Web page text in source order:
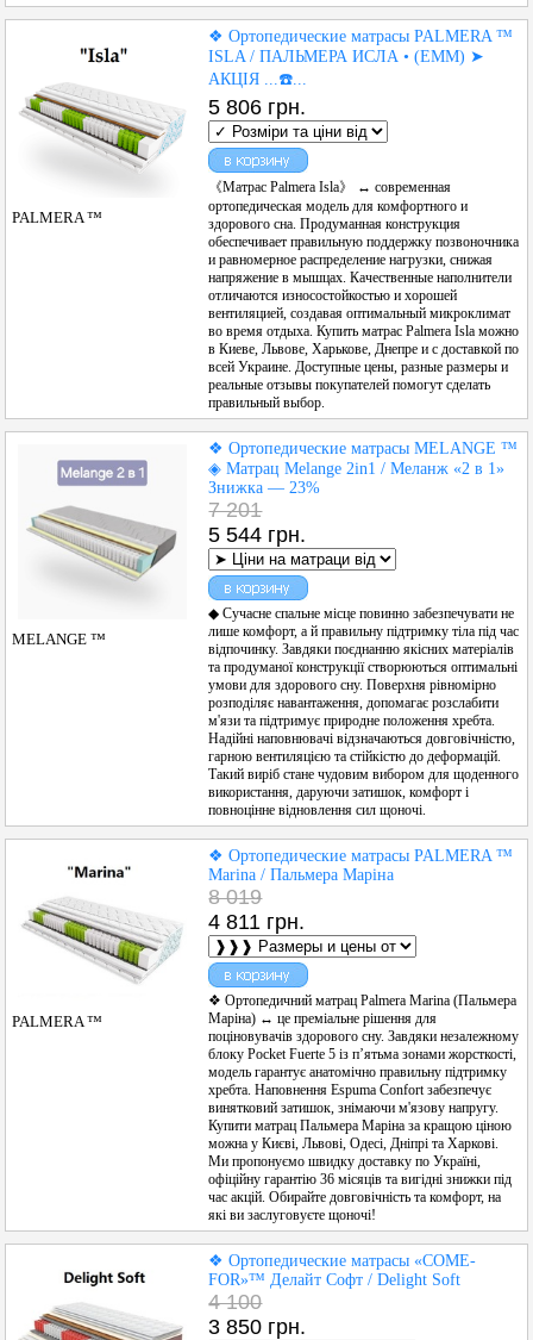
PALMERA ™
❖ Ортопедические матрасы PALMERA ™
ISLA / ПАЛЬМЕРА ИСЛА • (ЕММ) ➤
АКЦІЯ ...☎️...
5 806 грн.
《Матрас Palmera Isla》 ↔ современная
ортопедическая модель для комфортного и
здорового сна. Продуманная конструкция
обеспечивает правильную поддержку позвоночника
и равномерное распределение нагрузки, снижая
напряжение в мышцах. Качественные наполнители
отличаются износостойкостью и хорошей
вентиляцией, создавая оптимальный микроклимат
во время отдыха. Купить матрас Palmera Isla можно
в Киеве, Львове, Харькове, Днепре и с доставкой по
всей Украине. Доступные цены, разные размеры и
реальные отзывы покупателей помогут сделать
правильный выбор.
MELANGE ™
❖ Ортопедические матрасы MELANGE ™
◈ Матрац Melange 2in1 / Меланж «2 в 1»
Знижка — 23%
7 201
5 544 грн.
◆ Сучасне спальне місце повинно забезпечувати не
лише комфорт, а й правильну підтримку тіла під час
відпочинку. Завдяки поєднанню якісних матеріалів
та продуманої конструкції створюються оптимальні
умови для здорового сну. Поверхня рівномірно
розподіляє навантаження, допомагає розслабити
м'язи та підтримує природне положення хребта.
Надійні наповнювачі відзначаються довговічністю,
гарною вентиляцією та стійкістю до деформацій.
Такий виріб стане чудовим вибором для щоденного
використання, даруючи затишок, комфорт і
повноцінне відновлення сил щоночі.
PALMERA ™
❖ Ортопедические матрасы PALMERA ™
Marina / Пальмера Маріна
8 019
4 811 грн.
❖ Ортопедичний матрац Palmera Marina (Пальмера
Маріна) ↔ це преміальне рішення для
поціновувачів здорового сну. Завдяки незалежному
блоку Pocket Fuerte 5 із п’ятьма зонами жорсткості,
модель гарантує анатомічно правильну підтримку
хребта. Наповнення Espuma Confort забезпечує
винятковий затишок, знімаючи м'язову напругу.
Купити матрац Пальмера Маріна за кращою ціною
можна у Києві, Львові, Одесі, Дніпрі та Харкові.
Ми пропонуємо швидку доставку по Україні,
офіційну гарантію 36 місяців та вигідні знижки під
час акцій. Обирайте довговічність та комфорт, на
які ви заслуговуєте щоночі!
❖ Ортопедические матрасы «COME-
FOR»™ Делайт Софт / Delight Soft
4 100
3 850 грн.